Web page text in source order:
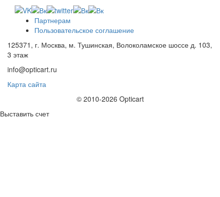
Партнерам
Пользовательское соглашение
125371, г. Москва, м. Тушинская, Волоколамское шоссе д. 103,
3 этаж
info@opticart.ru
Карта сайта
© 2010-2026 Opticart
Выставить счет